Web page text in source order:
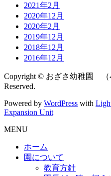
2021年2月
2020年12月
2020年2月
2019年12月
2018年12月
2016年12月
Copyright © おざさ幼稚園 （
Reserved.
Powered by WordPress with
Expansion Unit
MENU
ホーム
園について
教育方針